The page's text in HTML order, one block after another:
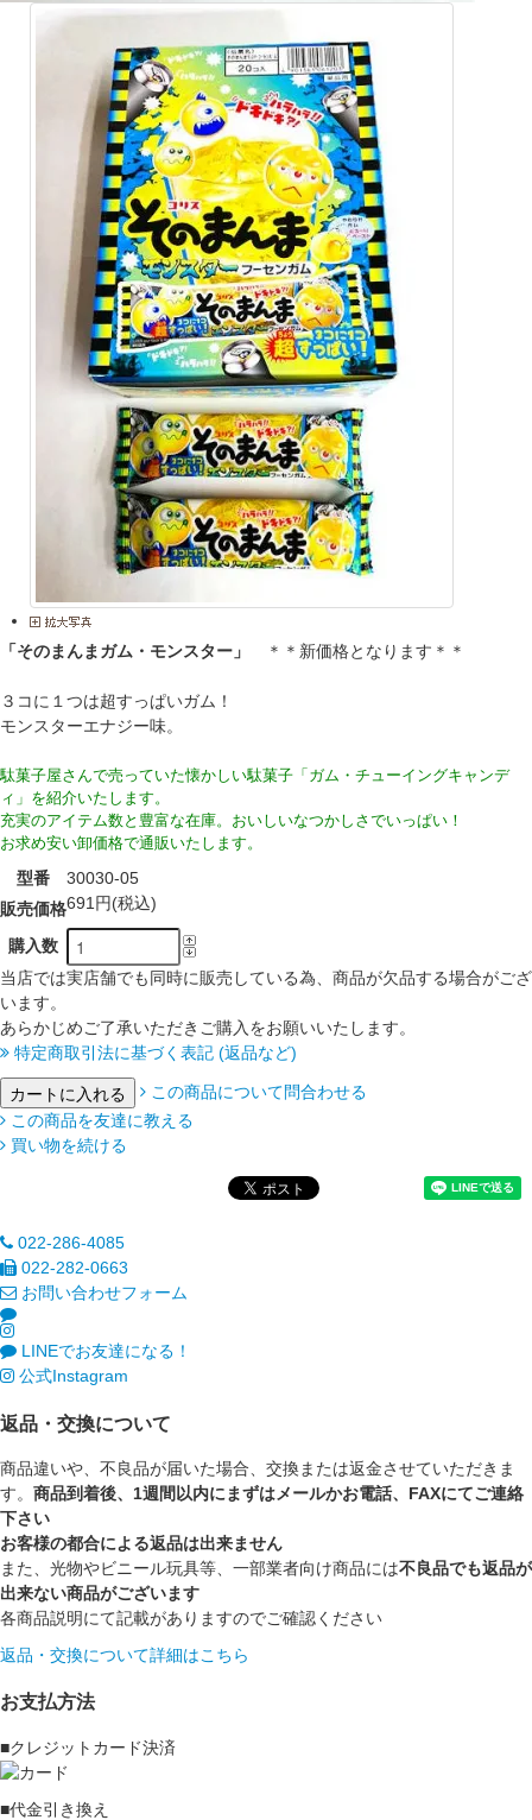
「そのまんまガム・モンスター」 ＊＊新価格となります＊＊
３コに１つは超すっぱいガム！
モンスターエナジー味。
駄菓子屋さんで売っていた懐かしい駄菓子「ガム・チューイングキャンデ
ィ」を紹介いたします。
充実のアイテム数と豊富な在庫。おいしいなつかしさでいっぱい！
お求め安い卸価格で通販いたします。
型番
30030-05
販売価格691円(税込)
購入数
当店では実店舗でも同時に販売している為、商品が欠品する場合がござ
います。
あらかじめご了承いただきご購入をお願いいたします。
特定商取引法に基づく表記 (返品など)
この商品について問合わせる
この商品を友達に教える
買い物を続ける
022-286-4085
022-282-0663
お問い合わせフォーム
LINEでお友達になる！
公式Instagram
返品・交換について
商品違いや、不良品が届いた場合、交換または返金させていただきま
す。 商品到着後、1週間以内にまずはメールかお電話、FAXにてご連絡
下さい
お客様の都合による返品は出来ません
また、光物やビニール玩具等、一部業者向け商品には不良品でも返品が
出来ない商品がございます
各商品説明にて記載がありますのでご確認ください
返品・交換について詳細はこちら
お支払方法
■クレジットカード決済
■代金引き換え